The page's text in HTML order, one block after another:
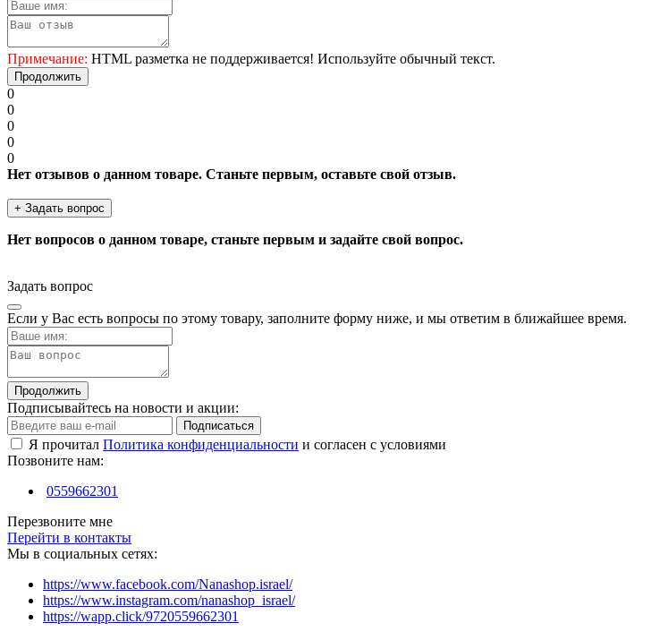
Примечание: HTML разметка не поддерживается! Используйте обычный текст.
Продолжить
0
0
0
0
0
Нет отзывов о данном товаре. Станьте первым, оставьте свой отзыв.
+ Задать вопрос
Нет вопросов о данном товаре, станьте первым и задайте свой вопрос.
Задать вопрос
Если у Вас есть вопросы по этому товару, заполните форму ниже, и мы ответим в ближайшее время.
Продолжить
Подписывайтесь на новости и акции:
Подписаться
Я прочитал Политика конфиденциальности и согласен с условиями
Позвоните нам:
0559662301
Перезвоните мне
Перейти в контакты
Мы в социальных сетях:
https://www.facebook.com/Nanashop.israel/
https://www.instagram.com/nanashop_israel/
https://wapp.click/9720559662301